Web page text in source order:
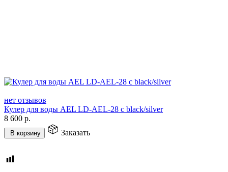
нет отзывов
Кулер для воды AEL LD-AEL-28 c black/silver
8 600 р.
В корзину Заказать